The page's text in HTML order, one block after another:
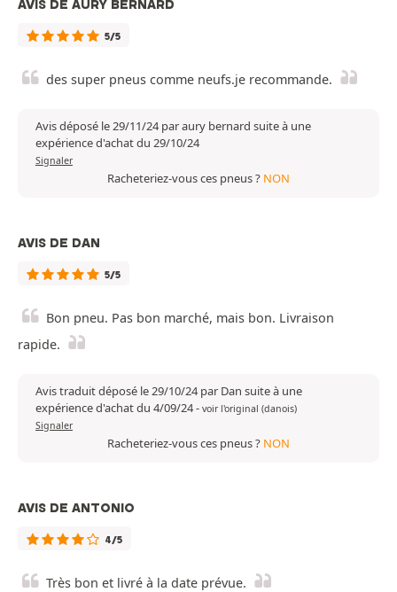
AVIS DE AURY BERNARD
5/5
des super pneus comme neufs.je recommande.
Avis déposé le 29/11/24 par aury bernard suite à une
expérience d'achat du 29/10/24
Signaler
Racheteriez-vous ces pneus ? NON
AVIS DE DAN
5/5
Bon pneu. Pas bon marché, mais bon. Livraison
rapide.
Avis traduit déposé le 29/10/24 par Dan suite à une
expérience d'achat du 4/09/24- voir l'original (danois)
Signaler
Racheteriez-vous ces pneus ? NON
AVIS DE ANTONIO
4/5
Très bon et livré à la date prévue.